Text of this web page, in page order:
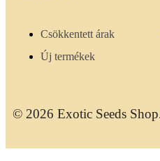
Csökkentett árak
Új termékek
© 2026 Exotic Seeds